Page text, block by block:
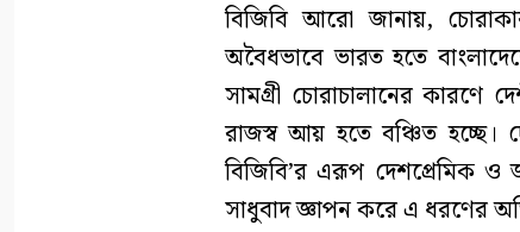
বিজিবি আরো জানায়,
অবৈধভাবে ভারত হতে
সামগ্রী চোরাচালানের কারণে
রাজস্ব আয় হতে বঞ্চিত হচ্ছে।
বিজিবি’র এরূপ দেশপ্রেমিক ও
সাধুবাদ জ্ঞাপন করে এ ধরণের